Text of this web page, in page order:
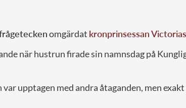
omgärdat kronprinsessan Victorias
när hustrun firade sin namnsdag på
upptagen med andra åtaganden, men